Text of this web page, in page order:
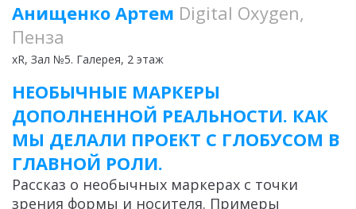
Анищенко Артем Digital Oxygen,
Пенза
xR, Зал №5. Галерея, 2 этаж
НЕОБЫЧНЫЕ МАРКЕРЫ
ДОПОЛНЕННОЙ РЕАЛЬНОСТИ. КАК
МЫ ДЕЛАЛИ ПРОЕКТ С ГЛОБУСОМ В
ГЛАВНОЙ РОЛИ.
Рассказ о необычных маркерах с точки
зрения формы и носителя. Примеры